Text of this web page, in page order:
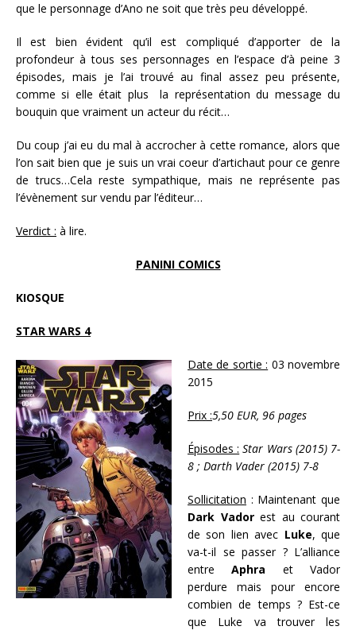
que le personnage d’Ano ne soit que très peu développé.
Il est bien évident qu’il est compliqué d’apporter de la
profondeur à tous ses personnages en l’espace d’à peine 3
épisodes, mais je l’ai trouvé au final assez peu présente,
comme si elle était plus la représentation du message du
bouquin que vraiment un acteur du récit…
Du coup j’ai eu du mal à accrocher à cette romance, alors que
l’on sait bien que je suis un vrai coeur d’artichaut pour ce genre
de trucs…Cela reste sympathique, mais ne représente pas
l’évènement sur vendu par l’éditeur…
Verdict : à lire.
PANINI COMICS
KIOSQUE
STAR WARS 4
Date de sortie : 03 novembre
2015
Prix :5,50 EUR, 96 pages
Épisodes : Star Wars (2015) 7-
8 ; Darth Vader (2015) 7-8
Sollicitation : Maintenant que
Dark Vadorest au courant
de son lien avec Luke, que
va-t-il se passer ? L’alliance
entreAphra et Vador
perdure mais pour encore
combien de temps ? Est-ce
que Luke va trouver les